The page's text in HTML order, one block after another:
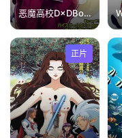
恶魔高校D×DBorNOAD
正片